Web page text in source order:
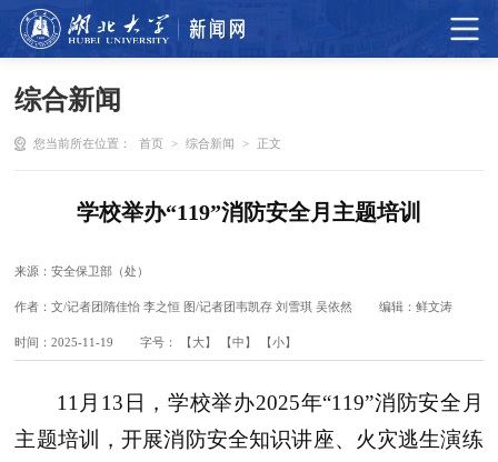
综合新闻
您当前所在位置： 首页 > 综合新闻 > 正文
学校举办“119”消防安全月主题培训
来源：安全保卫部（处）
作者：文/记者团隋佳怡 李之恒 图/记者团韦凯存 刘雪琪 吴依然 编辑：鲜文涛
时间：2025-11-19 字号： 【大】 【中】 【小】
11月13日，学校举办2025年“119”消防安全月
主题培训，开展消防安全知识讲座、火灾逃生演练